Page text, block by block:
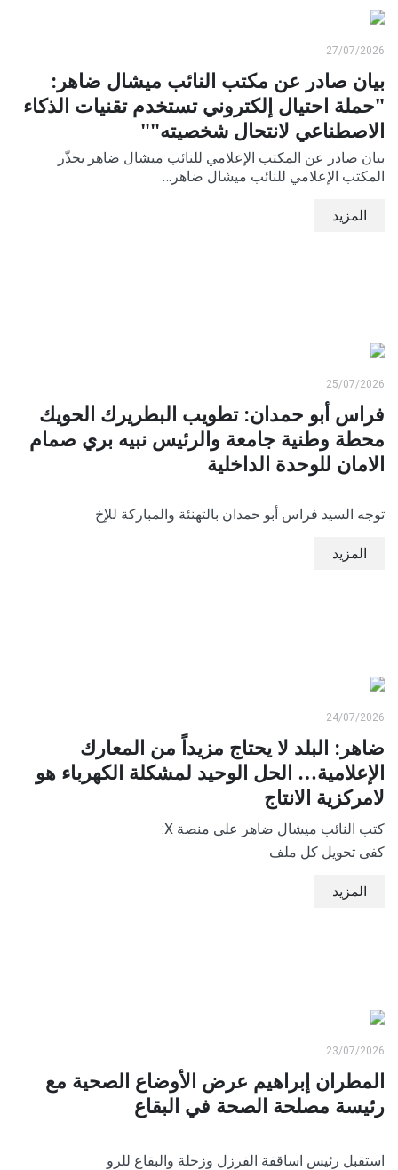
27/07/2026
بيان صادر عن مكتب النائب ميشال ضاهر:
"حملة احتيال إلكتروني تستخدم تقنيات الذكاء
الاصطناعي لانتحال شخصيته""
بيان صادر عن المكتب الإعلامي للنائب ميشال ضاهر يحذّر
المكتب الإعلامي للنائب ميشال ضاهر…
المزيد
25/07/2026
فراس أبو حمدان: تطويب البطريرك الحويك
محطة وطنية جامعة والرئيس نبيه بري صمام
الامان للوحدة الداخلية
توجه السيد فراس أبو حمدان بالتهنئة والمباركة للإخ
المزيد
24/07/2026
ضاهر: البلد لا يحتاج مزيداً من المعارك
الإعلامية… الحل الوحيد لمشكلة الكهرباء هو
لامركزية الانتاج
كتب النائب ميشال ضاهر على منصة X:
كفى تحويل كل ملف
المزيد
23/07/2026
المطران إبراهيم عرض الأوضاع الصحية مع
رئيسة مصلحة الصحة في البقاع
استقبل رئيس اساقفة الفرزل وزحلة والبقاع للرو